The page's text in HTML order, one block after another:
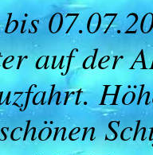
auf der